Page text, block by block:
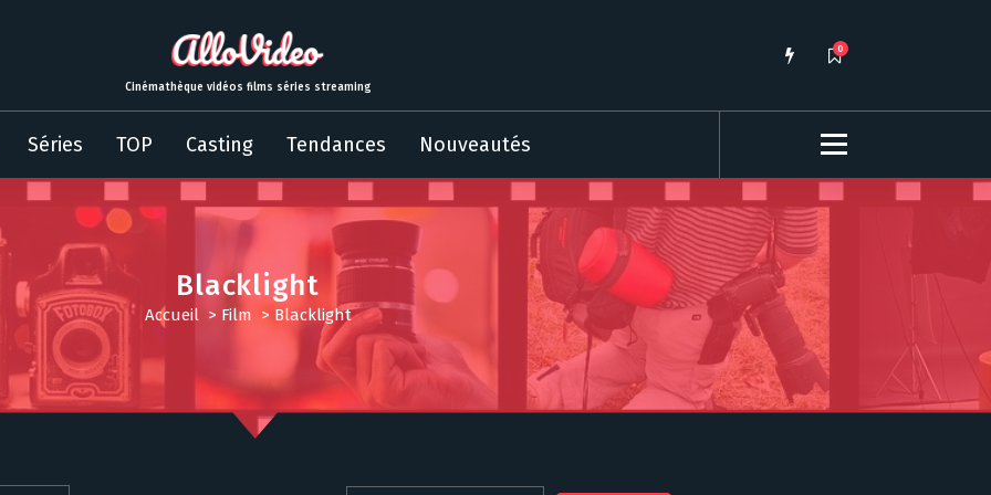
Cinémathèque vidéos films séries streaming
0
Séries TOP Casting Tendances Nouveautés
Blacklight
Accueil > Film > Blacklight